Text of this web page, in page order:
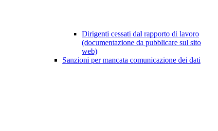
Dirigenti cessati dal rapporto di lavoro
(documentazione da pubblicare sul sito
web)
Sanzioni per mancata comunicazione dei dati